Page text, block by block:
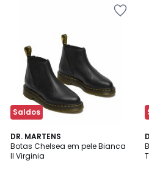
Saldos
DR. MARTENS
Botas Chelsea em pele Bianca
II Virginia
5
/
5
T